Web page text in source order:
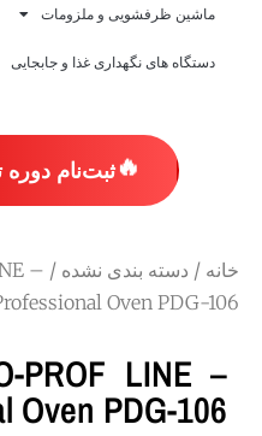
ماشین ظرفشویی و ملزومات
دستگاه های نگهداری غذا و جابجایی
🔥ثبت‌نام
خانه / دسته بندی نشده
–
Oven PDG-106
PROF LINE –
Oven PDG-106